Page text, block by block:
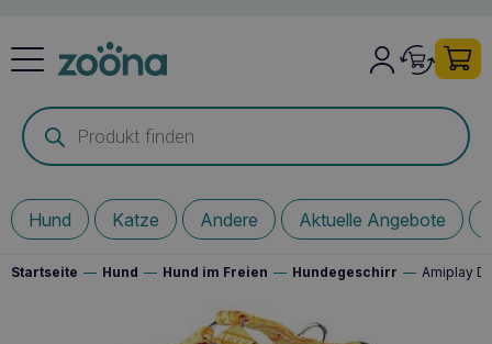
Products
search
Hund Katze Andere Aktuelle Angebote
Startseite — Hund — Hund im Freien — Hundegeschirr — Amiplay